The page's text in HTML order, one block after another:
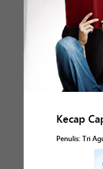
Kecap
Penulis: Tri